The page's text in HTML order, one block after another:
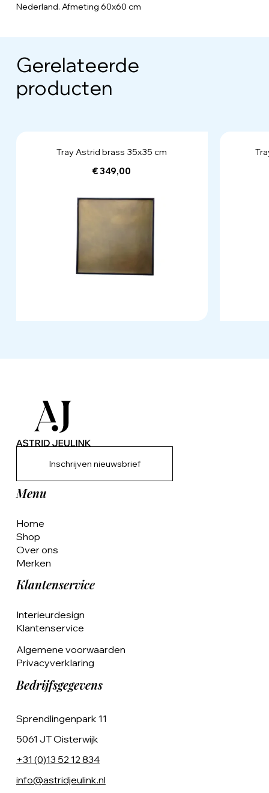
Nederland. Afmeting 60x60 cm
Gerelateerde
producten
Tray Astrid brass 35x35 cm
€ 349,00
Inschrijven nieuwsbrief
Menu
Home
Shop
Over ons
Merken
Klantenservice
Interieurdesign
Klantenservice
Algemene voorwaarden
Privacyverklaring
Bedrijfsgegevens
Sprendlingenpark 11
5061 JT Oisterwijk
+31 (0)13 52 12 834
info@astridjeulink.nl